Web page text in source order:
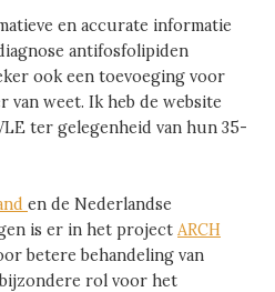
en accurate informatie
antifosfolipiden
ook een toevoeging voor
van weet. Ik heb de website
ter gelegenheid van hun 35-
en de Nederlandse
is er in het project ARCH
betere behandeling van
rol voor het